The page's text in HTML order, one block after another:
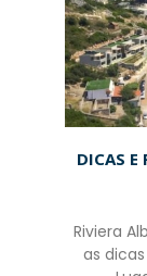
DICAS E
Riviera
as